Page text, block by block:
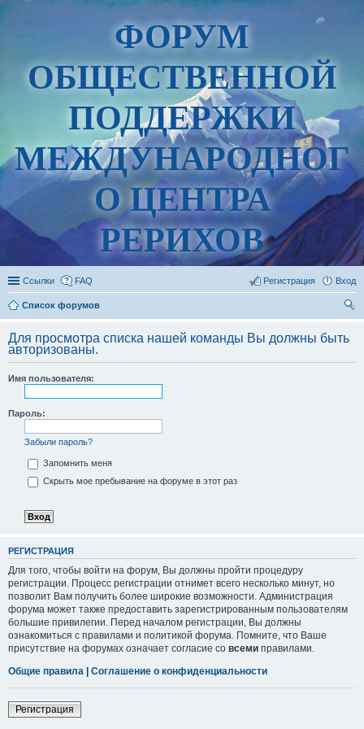
ФОРУМ
ОБЩЕСТВЕННОЙ
ПОДДЕРЖКИ
МЕЖДУНАРОДНОГ
О ЦЕНТРА
РЕРИХОВ
Ссылки FAQ Вход
Регистрация
Список форумов
ск
Для просмотра списка нашей команды Вы должны быть
авторизованы.
Имя пользователя:
Пароль:
Забыли пароль?
Запомнить меня
Скрыть мое пребывание на форуме в этот раз
РЕГИСТРАЦИЯ
Для того, чтобы войти на форум, Вы должны пройти процедуру
регистрации. Процесс регистрации отнимет всего несколько минут, но
позволит Вам получить более широкие возможности. Администрация
форума может также предоставить зарегистрированным пользователям
большие привилегии. Перед началом регистрации, Вы должны
ознакомиться с правилами и политикой форума. Помните, что Ваше
присутствие на форумах означает согласие со всеми правилами.
Общие правила | Соглашение о конфиденциальности
Регистрация